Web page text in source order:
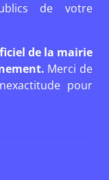
de votre
de la mairie
Merci de
pour